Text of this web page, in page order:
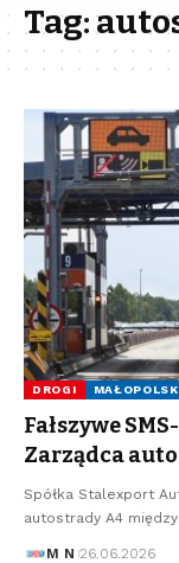
Tag:
DROGI
Fałszywe
Zarządca
Spółka Stalexport
autostrady A4
M N 26.06.2026